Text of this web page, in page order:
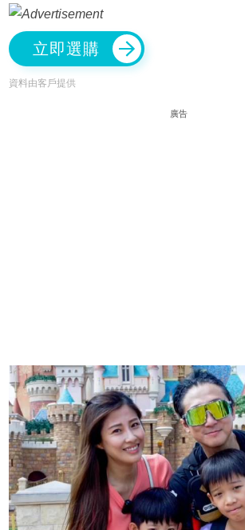
立即選購
資料由客戶提供
廣告